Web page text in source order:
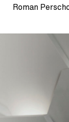
Roman